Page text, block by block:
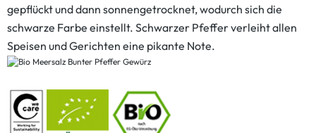
gepflückt und dann sonnengetrocknet, wodurch sich die
schwarze Farbe einstellt. Schwarzer Pfeffer verleiht allen
Speisen und Gerichten eine pikante Note.